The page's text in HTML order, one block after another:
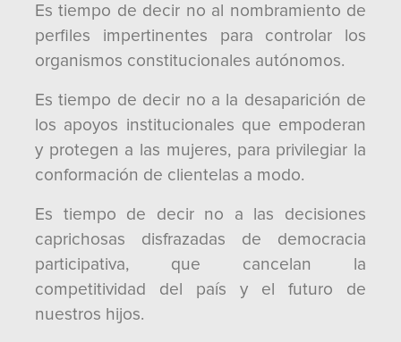
Es tiempo de decir no al nombramiento de
perfiles impertinentes para controlar los
organismos constitucionales autónomos.
Es tiempo de decir no a la desaparición de
los apoyos institucionales que empoderan
y protegen a las mujeres, para privilegiar la
conformación de clientelas a modo.
Es tiempo de decir no a las decisiones
caprichosas disfrazadas de democracia
participativa, que cancelan la
competitividad del país y el futuro de
nuestros hijos.